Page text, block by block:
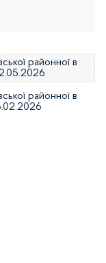
районної в
районної в